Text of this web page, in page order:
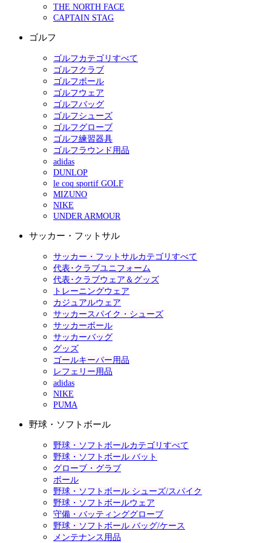
THE NORTH FACE
CAPTAIN STAG
ゴルフ
ゴルフカテゴリすべて
ゴルフクラブ
ゴルフボール
ゴルフウェア
ゴルフバッグ
ゴルフシューズ
ゴルフグローブ
ゴルフ練習器具
ゴルフラウンド用品
adidas
DUNLOP
le coq sportif GOLF
MIZUNO
NIKE
UNDER ARMOUR
サッカー・フットサル
サッカー・フットサルカテゴリすべて
代表･クラブユニフォーム
代表･クラブウェア＆グッズ
トレーニングウェア
カジュアルウェア
サッカースパイク・シューズ
サッカーボール
サッカーバッグ
グッズ
ゴールキーパー用品
レフェリー用品
adidas
NIKE
PUMA
野球・ソフトボール
野球・ソフトボールカテゴリすべて
野球・ソフトボール バット
グローブ・グラブ
ボール
野球・ソフトボール シューズ/スパイク
野球・ソフトボールウェア
守備・バッティンググローブ
野球・ソフトボール バッグ/ケース
メンテナンス用品